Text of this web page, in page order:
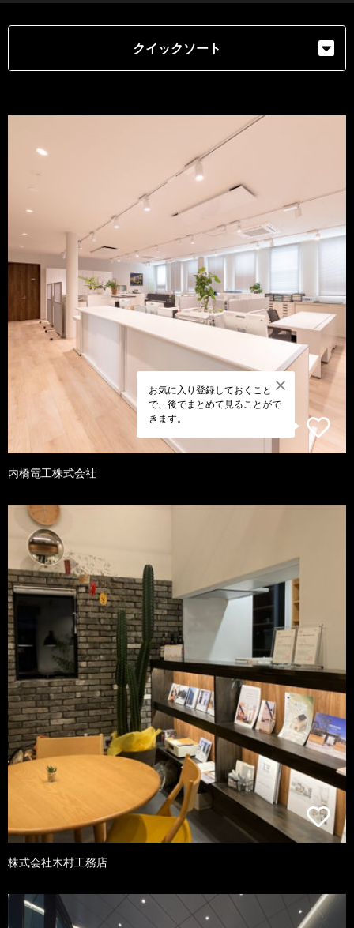
クイックソート
お気に入り登録しておくこと
で、後でまとめて見ることがで
きます。
内橋電工株式会社
株式会社木村工務店